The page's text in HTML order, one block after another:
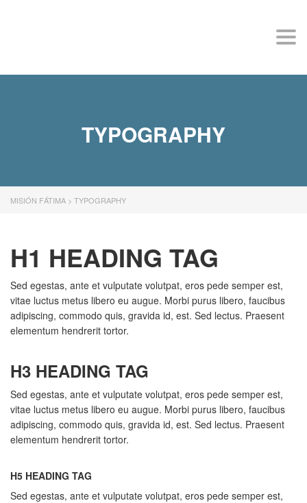
TYPOGRAPHY
MISIÓN FÁTIMA > TYPOGRAPHY
H1 HEADING TAG
Sed egestas, ante et vulputate volutpat, eros pede semper est,
vitae luctus metus libero eu augue. Morbi purus libero, faucibus
adipiscing, commodo quis, gravida id, est. Sed lectus. Praesent
elementum hendrerit tortor.
H3 HEADING TAG
Sed egestas, ante et vulputate volutpat, eros pede semper est,
vitae luctus metus libero eu augue. Morbi purus libero, faucibus
adipiscing, commodo quis, gravida id, est. Sed lectus. Praesent
elementum hendrerit tortor.
H5 HEADING TAG
Sed egestas, ante et vulputate volutpat, eros pede semper est,